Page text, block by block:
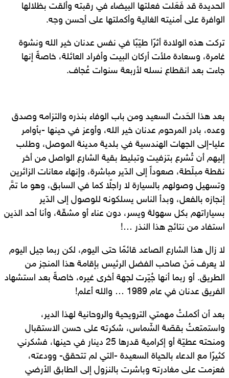
الحديدة قد فَعَلت فعلتها البيضاء في رقبته وألقت بظلالها
الوافرة على أمنيته الغالية وأكملتها على أحسن وجه.
تركت هذه الولادة أثرًا طيّبًا في نفس عدنان خير الله ونشوة
غامرة، وسعادة ملأت أركان البيت وأفراد العائلة، خاصةً إنها
جاءت بعد انقطاع نسله لأربعة سنوات عُجاف.
بعد هذا الحَدث السعيد ومن باب الوفاء بنذره والتزامه وصدق
وعده، بادر المرحوم عدنان خير الله، وأوعز في حينها -بأوامر
عليا-إلى الجهات الهندسية في بلدية مدينة الموصل، وطلب
إليهم أن تُشرع بتزفيت وتبليط بقية الشارع الواصل من أخر
نقطة مبلّطة، صعوداً إلى الدّير مباشرة، وإنهاء معانات الزائرين
وتسهيل وصولهم بالسيارة لا راجلًا كما في السابق، وهو ما تمَّ
إنجازه بالفعل، وبدأ الناس يسلكونه للوصول إلى الدّير
بسياراتهم بكل سهولة ويسر، دون عناء أو مشقّة، وأنا أحد الذين
استفاد من نتائج هذا النذر …!
لا زال هذا الشارع الصاعد قائمًا حتى اليوم، لكن ربما جيل اليوم
لا يعرف مَنْ صاحب الفضل الرئيس بإقامة هذا المنجز من
الطريق. أو ربما أنها جُيّرت لجهة أخرى غيره، خاصةً بعد استشهاد
الفريق عدنان في عام 1989 … والله أعلم!
بعد أن أكملتُ مهمتي الترويحية والروحانية لهذا الدير،
واستمتعتُ بقصّة الشّماس، شكرته على حسن الاستقبال
ومنحته عطيّة أو إكرامية قدرها 25 دينار في حينها، فشكرني
كثيرًا مع الدعاء بالحياة السعيدة -التي لم تتحقق- وودعته،
فعزمت على مغادرته وباشرت بالنزول إلى الطابق الأرضي